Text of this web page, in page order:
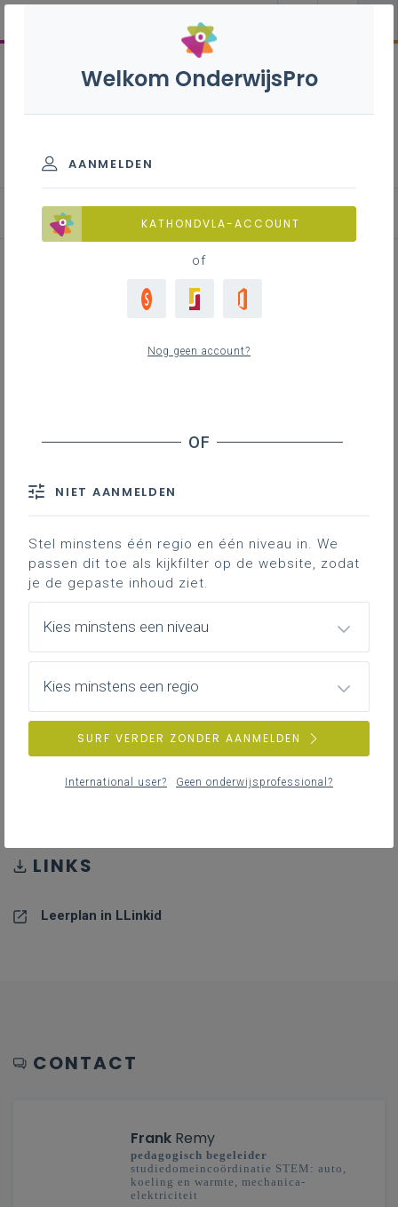
leerjaar
Leerplan
Hieronder vind je de ontwerpversie
van het leerplan
DOWNLOADS
VII-TIP januari 25
PDF 902KB
LINKS
Leerplan in LLinkid
CONTACT
Frank Remy
pedagogisch begeleider
studiedomeincoördinatie STEM: auto,
koeling en warmte, mechanica-
elektriciteit
Welkom OnderwijsPro
AANMELDEN
KATHONDVLA-ACCOUNT
of
Nog geen account?
NIET AANMELDEN
Stel minstens één regio en één niveau in. We
passen dit toe als kijkfilter op de website, zodat
je de gepaste inhoud ziet.
Kies minstens een niveau
Kies minstens een regio
SURF VERDER ZONDER AANMELDEN
International user? Geen onderwijsprofessional?